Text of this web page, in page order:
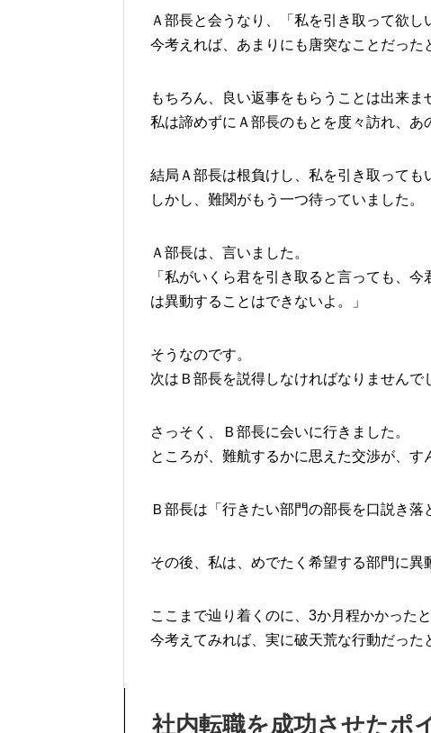
Ａ部長と会うなり、「私を引き取って欲し
今考えれば、あまりにも唐突なことだった
もちろん、良い返事をもらうことは出来ま
私は諦めずにＡ部長のもとを度々訪れ、あ
結局Ａ部長は根負けし、私を引き取っても
しかし、難関がもう一つ待っていました。
Ａ部長は、言いました。
「私がいくら君を引き取ると言っても、
は異動することはできないよ。」
そうなのです。
次はＢ部長を説得しなければなりませんで
さっそく、Ｂ部長に会いに行きました。
ところが、難航するかに思えた交渉が、す
Ｂ部長は「行きたい部門の部長を口説き落
その後、私は、めでたく希望する部門に異
ここまで辿り着くのに、3か月程かかった
今考えてみれば、実に破天荒な行動だった
社内転職を成功させたポ